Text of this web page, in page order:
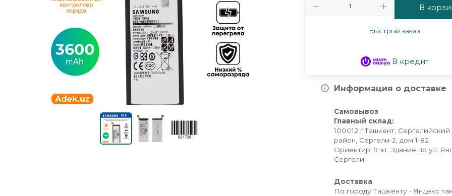
В
Быстрый заказ
В кредит
Информация о доставке
Самовывоз
Главный склад:
100012 г.Ташкент, Сергелийский
район, Сергели-2, дом 1-82
Ориентир: 9 эт. Здание по ул.
Сергели
Доставка
По городу Ташкенту - Яндекс